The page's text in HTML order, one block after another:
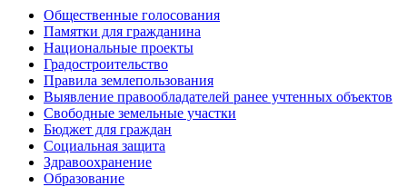
Общественные голосования
Памятки для гражданина
Национальные проекты
Градостроительство
Правила землепользования
Выявление правообладателей ранее учтенных объектов
Свободные земельные участки
Бюджет для граждан
Социальная защита
Здравоохранение
Образование